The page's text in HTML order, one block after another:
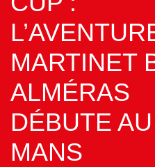
MARTINET
ALMÉRAS
DÉBUTE AU
MANS